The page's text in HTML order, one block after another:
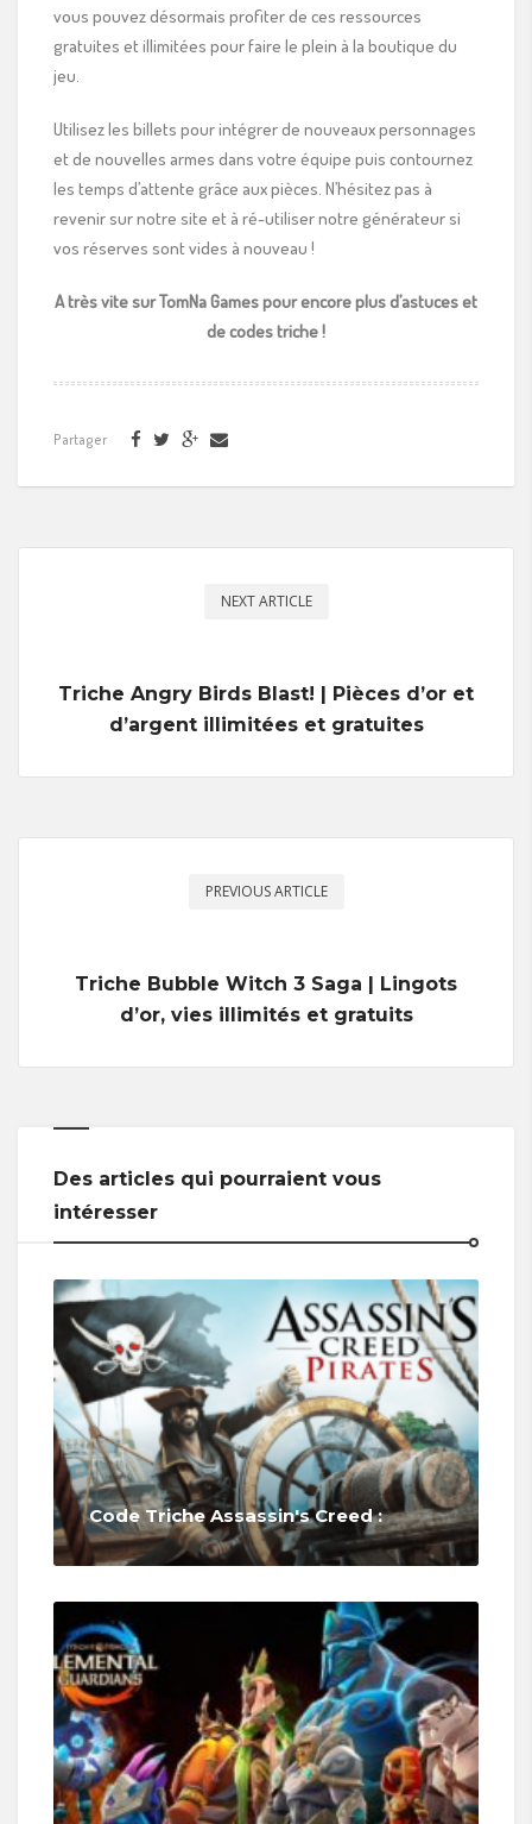
vous pouvez désormais profiter de ces ressources
gratuites et illimitées pour faire le plein à la boutique du
jeu.
Utilisez les billets pour intégrer de nouveaux personnages
et de nouvelles armes dans votre équipe puis contournez
les temps d’attente grâce aux pièces. N’hésitez pas à
revenir sur notre site et à ré-utiliser notre générateur si
vos réserves sont vides à nouveau !
A très vite sur TomNa Games pour encore plus d’astuces et
de codes triche !
Partager
NEXT ARTICLE
Triche Angry Birds Blast! | Pièces d’or et
d’argent illimitées et gratuites
PREVIOUS ARTICLE
Triche Bubble Witch 3 Saga | Lingots
d’or, vies illimités et gratuits
Des articles qui pourraient vous
intéresser
Code Triche Assassin's Creed :